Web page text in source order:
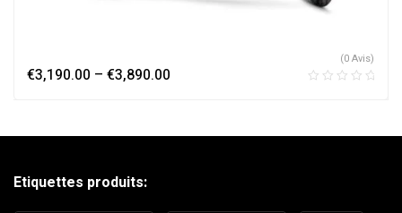
€3,190.00 – €3,890.00
(0 Avis)
Etiquettes produits: